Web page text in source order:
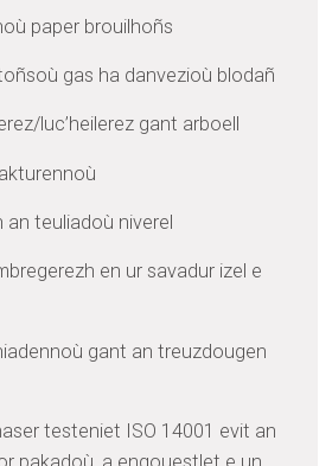
paper brouilhoñs
gas ha danvezioù blodañ
luc’heilerez gant arboell
an teuliadoù niverel
en ur savadur izel e
gant an treuzdougen
testeniet ISO 14001 evit an